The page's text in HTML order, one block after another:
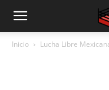
Inicio Lucha Libre